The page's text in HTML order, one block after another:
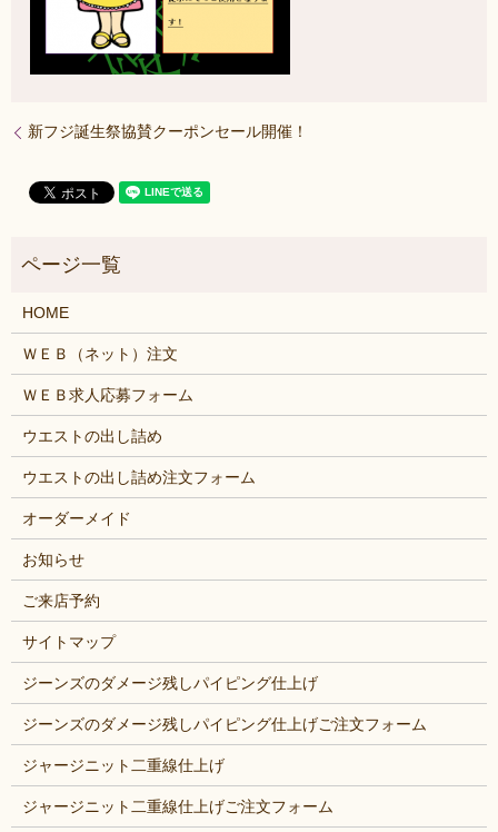
新フジ誕生祭協賛クーポンセール開催！
HOME
ＷＥＢ（ネット）注文
ＷＥＢ求人応募フォーム
ウエストの出し詰め
ウエストの出し詰め注文フォーム
オーダーメイド
お知らせ
ご来店予約
サイトマップ
ジーンズのダメージ残しパイピング仕上げ
ジーンズのダメージ残しパイピング仕上げご注文フォーム
ジャージニット二重線仕上げ
ジャージニット二重線仕上げご注文フォーム